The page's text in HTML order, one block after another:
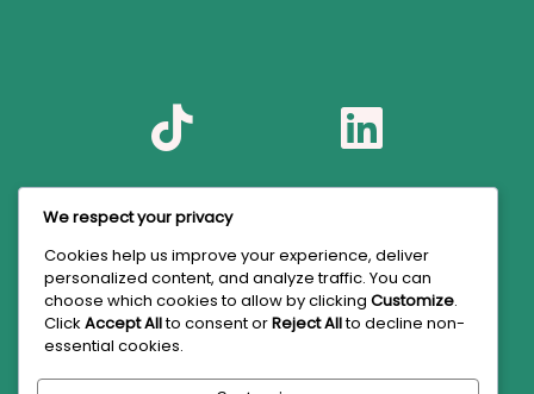
We respect your privacy
Cookies help us improve your experience, deliver
personalized content, and analyze traffic. You can
choose which cookies to allow by clicking Customize.
Click Accept Allto consent orReject Allto decline non-
essential cookies.